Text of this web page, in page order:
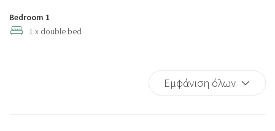
Coffee/Tea maker
Cooking Basics
TV
Bedroom 1
1 x double bed
Εμφάνιση όλων